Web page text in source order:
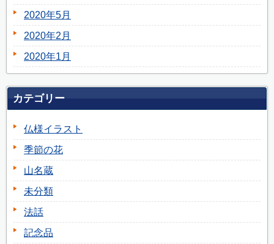
2020年5月
2020年2月
2020年1月
カテゴリー
仏様イラスト
季節の花
山名蔵
未分類
法話
記念品